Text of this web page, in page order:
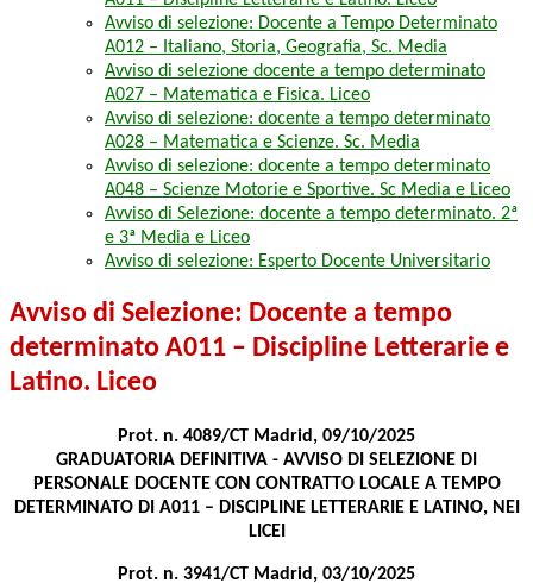
Avviso di selezione: Docente a Tempo Determinato
A012 – Italiano, Storia, Geografia, Sc. Media
Avviso di selezione docente a tempo determinato
A027 – Matematica e Fisica. Liceo
Avviso di selezione: docente a tempo determinato
A028 – Matematica e Scienze. Sc. Media
Avviso di selezione: docente a tempo determinato
A048 – Scienze Motorie e Sportive. Sc Media e Liceo
Avviso di Selezione: docente a tempo determinato. 2ª
e 3ª Media e Liceo
Avviso di selezione: Esperto Docente Universitario
Avviso di Selezione: Docente a tempo
determinato A011 – Discipline Letterarie e
Latino. Liceo
Prot. n. 4089/CT Madrid, 09/10/2025
GRADUATORIA DEFINITIVA - AVVISO DI SELEZIONE DI
PERSONALE DOCENTE CON CONTRATTO LOCALE A TEMPO
DETERMINATO DI A011 – DISCIPLINE LETTERARIE E LATINO, NEI
LICEI
Prot. n. 3941/CT Madrid, 03/10/2025